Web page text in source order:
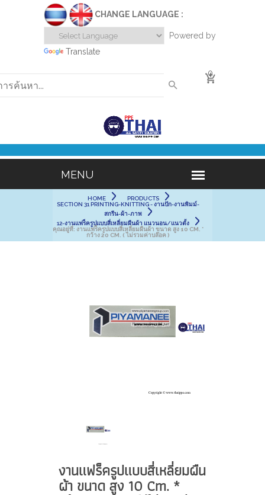
CHANGE LANGUAGE :
Powered by
Translate
0
HOME
PRODUCTS
SECTION 31 PRINTING-KNITTING - งานปัก-งานพิมม์-
สกรีน-ผ้า-ภาพ
12-งานแฟร็ครูปแบบสี่เหลี่ยมผืนผ้า แนวนอน/แนวตั้ง
คุณอยู่ที่: งานแฟร็ครูปแบบสี่เหลี่ยมผืนผ้า ขนาด สูง 10 CM. *
กว้าง 20 CM. ( ไม่รวมค่าบล๊อค )
งานแฟร็ครูปแบบสี่เหลี่ยมผืน
ผ้า ขนาด สูง 10 Cm. *